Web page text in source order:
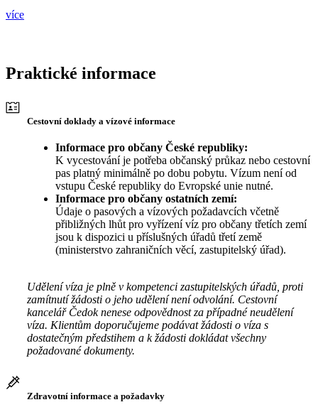
více
Praktické informace
Cestovní doklady a vízové informace
Informace pro občany České republiky:
K vycestování je potřeba občanský průkaz nebo cestovní
pas platný minimálně po dobu pobytu. Vízum není od
vstupu České republiky do Evropské unie nutné.
Informace pro občany ostatních zemí:
Údaje o pasových a vízových požadavcích včetně
přibližných lhůt pro vyřízení víz pro občany třetích zemí
jsou k dispozici u příslušných úřadů třetí země
(ministerstvo zahraničních věcí, zastupitelský úřad).
Udělení víza je plně v kompetenci zastupitelských úřadů, proti
zamítnutí žádosti o jeho udělení není odvolání. Cestovní
kancelář Čedok nenese odpovědnost za případné neudělení
víza. Klientům doporučujeme podávat žádosti o víza s
dostatečným předstihem a k žádosti dokládat všechny
požadované dokumenty.
Zdravotní informace a požadavky